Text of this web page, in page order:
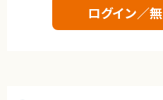
ログイン／